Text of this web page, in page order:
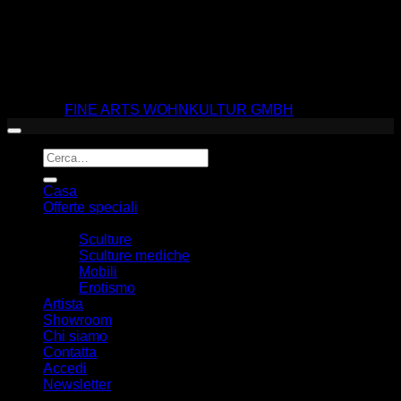
FINE ARTS WOHNKULTUR GMBH
Cerca:
Casa
Offerte speciali
Sculture
Sculture mediche
Mobili
Erotismo
Artista
Showroom
Chi siamo
Contatta
Accedi
Newsletter